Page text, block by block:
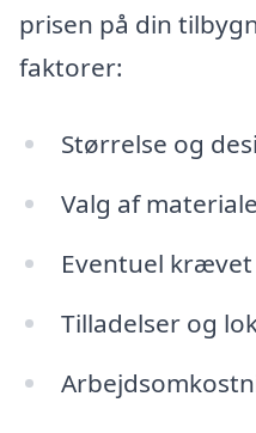
prisen på din
faktorer:
Størrelse og
Valg af
Eventuel
Tilladelser og